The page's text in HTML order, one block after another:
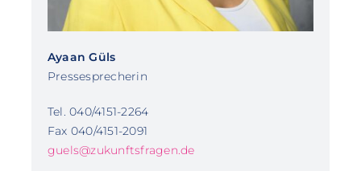
Ayaan Güls
Pressesprecherin
Tel. 040/4151-2264
Fax 040/4151-2091
guels@zukunftsfragen.de